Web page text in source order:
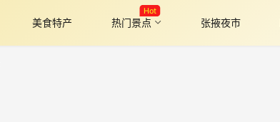
美食特产 热门景点
Hot
张掖夜市